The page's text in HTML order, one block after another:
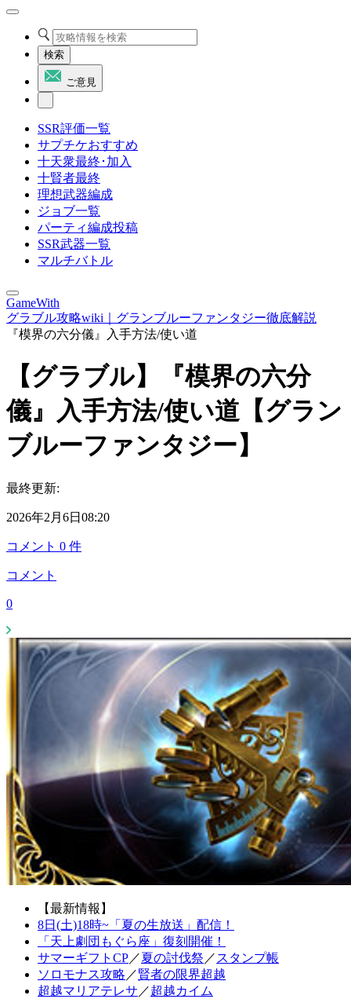
検索
ご意見
SSR評価一覧
サプチケおすすめ
十天衆最終･加入
十賢者最終
理想武器編成
ジョブ一覧
パーティ編成投稿
SSR武器一覧
マルチバトル
GameWith
グラブル攻略wiki｜グランブルーファンタジー徹底解説
『模界の六分儀』入手方法/使い道
【グラブル】『模界の六分
儀』入手方法/使い道【グラン
ブルーファンタジー】
最終更新:
2026年2月6日08:20
コメント 0 件
コメント
0
【最新情報】
8日(土)18時~「夏の生放送」配信！
「天上劇団もぐら座」復刻開催！
サマーギフトCP／夏の討伐祭 ／ スタンプ帳
ソロモナス攻略 ／賢者の限界超越
超越マリアテレサ ／超越カイム